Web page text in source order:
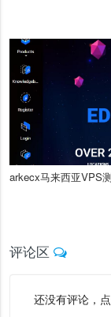
arkecx马来西亚VPS
评论区
还没有评论，